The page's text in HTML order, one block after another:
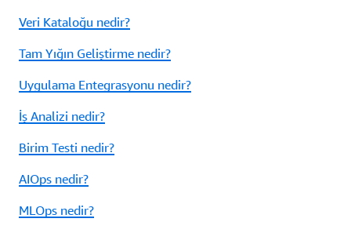
Veri Kataloğu nedir?
Tam Yığın Geliştirme nedir?
Uygulama Entegrasyonu nedir?
İş Analizi nedir?
Birim Testi nedir?
AIOps nedir?
MLOps nedir?